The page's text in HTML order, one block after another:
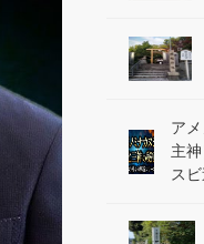
ア
主
ス